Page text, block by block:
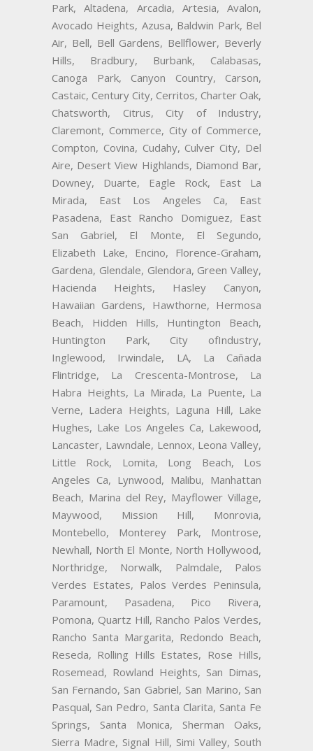
Park, Altadena, Arcadia, Artesia, Avalon,
Avocado Heights, Azusa, Baldwin Park, Bel
Air, Bell, Bell Gardens, Bellflower, Beverly
Hills, Bradbury, Burbank, Calabasas,
Canoga Park, Canyon Country, Carson,
Castaic, Century City, Cerritos, Charter Oak,
Chatsworth, Citrus, City of Industry,
Claremont, Commerce, City of Commerce,
Compton, Covina, Cudahy, Culver City, Del
Aire, Desert View Highlands, Diamond Bar,
Downey, Duarte, Eagle Rock, East La
Mirada, East Los Angeles Ca, East
Pasadena, East Rancho Domiguez, East
San Gabriel, El Monte, El Segundo,
Elizabeth Lake, Encino, Florence-Graham,
Gardena, Glendale, Glendora, Green Valley,
Hacienda Heights, Hasley Canyon,
Hawaiian Gardens, Hawthorne, Hermosa
Beach, Hidden Hills, Huntington Beach,
Huntington Park, City ofIndustry,
Inglewood, Irwindale, LA, La Cañada
Flintridge, La Crescenta-Montrose, La
Habra Heights, La Mirada, La Puente, La
Verne, Ladera Heights, Laguna Hill, Lake
Hughes, Lake Los Angeles Ca, Lakewood,
Lancaster, Lawndale, Lennox, Leona Valley,
Little Rock, Lomita, Long Beach, Los
Angeles Ca, Lynwood, Malibu, Manhattan
Beach, Marina del Rey, Mayflower Village,
Maywood, Mission Hill, Monrovia,
Montebello, Monterey Park, Montrose,
Newhall, North El Monte, North Hollywood,
Northridge, Norwalk, Palmdale, Palos
Verdes Estates, Palos Verdes Peninsula,
Paramount, Pasadena, Pico Rivera,
Pomona, Quartz Hill, Rancho Palos Verdes,
Rancho Santa Margarita, Redondo Beach,
Reseda, Rolling Hills Estates, Rose Hills,
Rosemead, Rowland Heights, San Dimas,
San Fernando, San Gabriel, San Marino, San
Pasqual, San Pedro, Santa Clarita, Santa Fe
Springs, Santa Monica, Sherman Oaks,
Sierra Madre, Signal Hill, Simi Valley, South